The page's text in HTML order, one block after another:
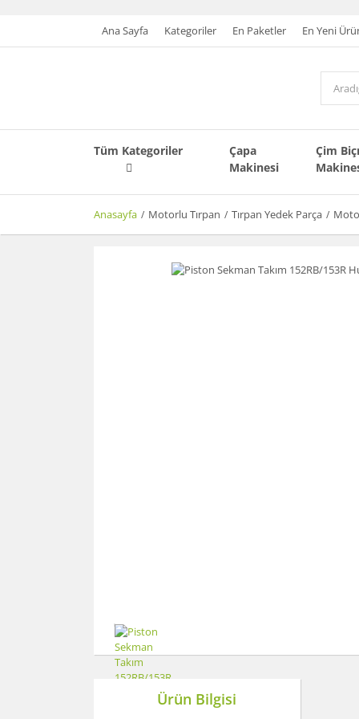
Ana Sayfa Kategoriler En Paketler En Yeni
Tüm Kategoriler
Çapa
Makinesi
Çim
Anasayfa Motorlu Tırpan Tırpan Yedek Parça
Ürün Bilgisi